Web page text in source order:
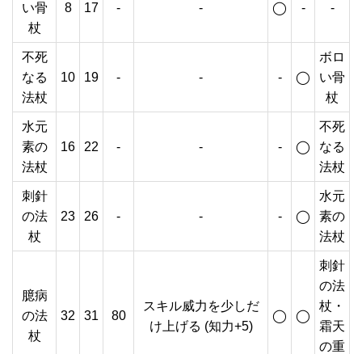
い骨
杖
8 17 - - ◯ - -
不死
なる
法杖
10 19 - - - ◯
ボロ
い骨
杖
水元
素の
法杖
16 22 - - - ◯
不死
なる
法杖
刺針
の法
杖
23 26 - - - ◯
水元
素の
法杖
臆病
の法
杖
32 31 80
スキル威力を少しだ
け上げる (知力+5)
◯ ◯
刺針
の法
杖・
霜天
の重